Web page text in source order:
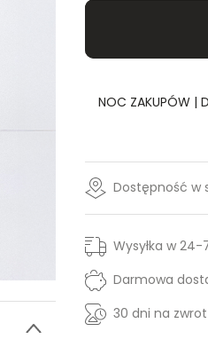
NOC ZAKUPÓW
Dostępność w
Wysyłka w 24-
Darmowa
30 dni na zwrot